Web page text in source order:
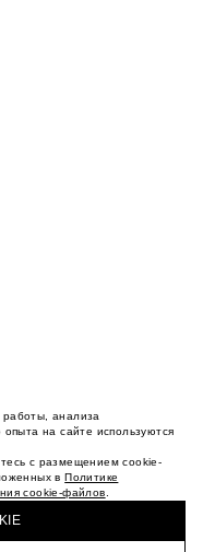
анализа
опыта на сайте используются
с размещением cookie-
вПолитике
cookie-файлов
MAAG